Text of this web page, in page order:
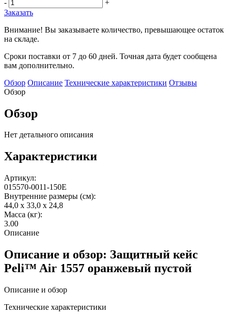
-
+
Заказать
Внимание! Вы заказываете количество, превышающее остаток
на складе.
Сроки поставки от 7 до 60 дней. Точная дата будет сообщена
вам дополнительно.
Обзор Описание Технические характеристики Отзывы
Обзор
Обзор
Нет детального описания
Характеристики
Артикул:
015570-0011-150E
Внутренние размеры (см):
44,0 x 33,0 x 24,8
Масса (кг):
3.00
Описание
Описание и обзор: Защитный кейс
Peli™ Air 1557 оранжевый пустой
Описание и обзор
Технические характеристики